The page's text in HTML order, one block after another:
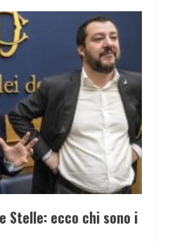
Stelle: ecco chi sono i